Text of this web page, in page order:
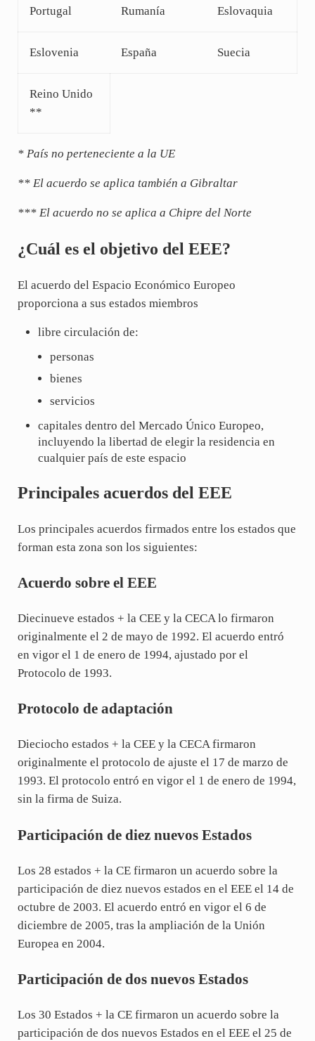
Portugal Rumanía Eslovaquia
Eslovenia España Suecia
Reino Unido
**
* País no perteneciente a la UE
** El acuerdo se aplica también a Gibraltar
*** El acuerdo no se aplica a Chipre del Norte
¿Cuál es el objetivo del EEE?
El acuerdo del Espacio Económico Europeo
proporciona a sus estados miembros
libre circulación de:
personas
bienes
servicios
capitales dentro del Mercado Único Europeo,
incluyendo la libertad de elegir la residencia en
cualquier país de este espacio
Principales acuerdos del EEE
Los principales acuerdos firmados entre los estados que
forman esta zona son los siguientes:
Acuerdo sobre el EEE
Diecinueve estados + la CEE y la CECA lo firmaron
originalmente el 2 de mayo de 1992. El acuerdo entró
en vigor el 1 de enero de 1994, ajustado por el
Protocolo de 1993.
Protocolo de adaptación
Dieciocho estados + la CEE y la CECA firmaron
originalmente el protocolo de ajuste el 17 de marzo de
1993. El protocolo entró en vigor el 1 de enero de 1994,
sin la firma de Suiza.
Participación de diez nuevos Estados
Los 28 estados + la CE firmaron un acuerdo sobre la
participación de diez nuevos estados en el EEE el 14 de
octubre de 2003. El acuerdo entró en vigor el 6 de
diciembre de 2005, tras la ampliación de la Unión
Europea en 2004.
Participación de dos nuevos Estados
Los 30 Estados + la CE firmaron un acuerdo sobre la
participación de dos nuevos Estados en el EEE el 25 de